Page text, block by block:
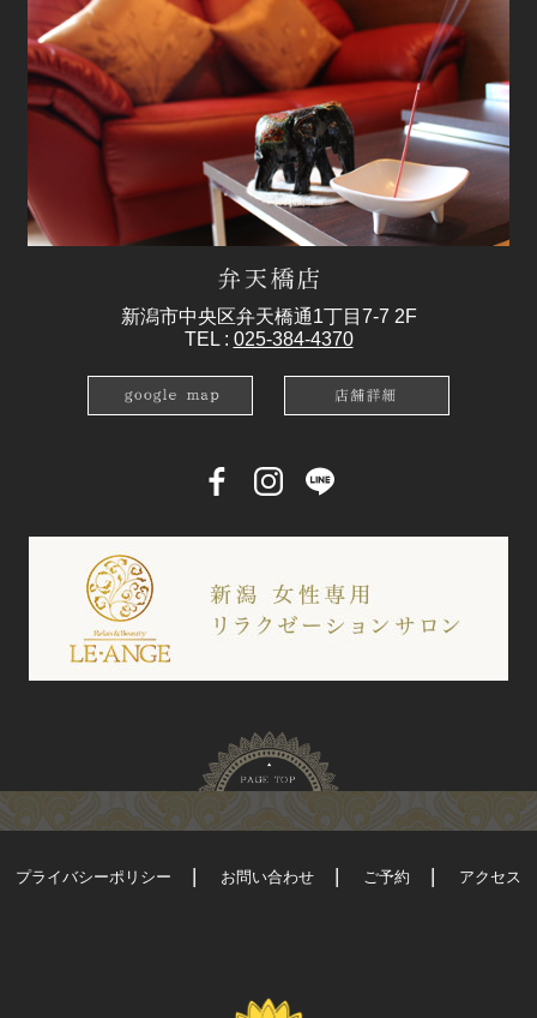
新潟市中央区弁天橋通1丁目7-7 2F
TEL : 025-384-4370
プライバシーポリシー お問い合わせ ご予約 アクセス